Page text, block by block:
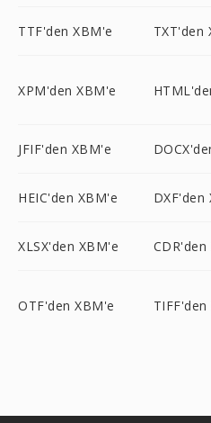
TTF'den XBM'e TXT'den
XPM'den XBM'e
JFIF'den XBM'e
HEIC'den XBM'e DXF'den
XLSX'den XBM'e CDR'den
OTF'den XBM'e TIFF'den